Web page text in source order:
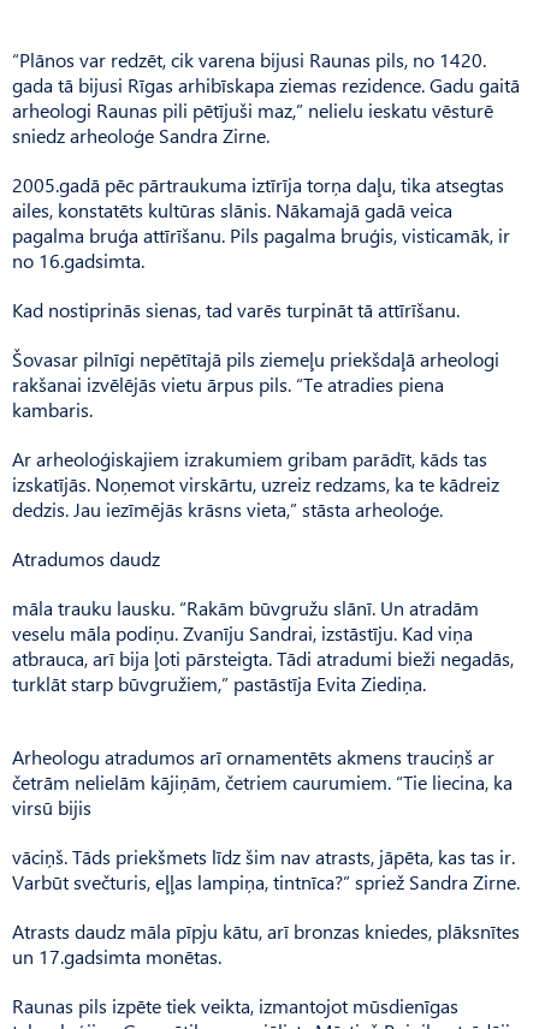
“Plānos var redzēt, cik varena bijusi Raunas pils, no 1420.
gada tā bijusi Rīgas arhibīskapa ziemas rezidence. Gadu gaitā
arheologi Raunas pili pētījuši maz,” nelielu ieskatu vēsturē
sniedz arheoloģe Sandra Zirne.
2005.gadā pēc pārtraukuma iztīrīja torņa daļu, tika atsegtas
ailes, konstatēts kultūras slānis. Nākamajā gadā veica
pagalma bruģa attīrīšanu. Pils pagalma bruģis, visticamāk, ir
no 16.gadsimta.
Kad nostiprinās sienas, tad varēs turpināt tā attīrīšanu.
Šovasar pilnīgi nepētītajā pils ziemeļu priekšdaļā arheologi
rakšanai izvēlējās vietu ārpus pils. “Te atradies piena
kambaris.
Ar arheoloģiskajiem izrakumiem gribam parādīt, kāds tas
izskatījās. Noņemot virskārtu, uzreiz redzams, ka te kādreiz
dedzis. Jau iezīmējās krāsns vieta,” stāsta arheoloģe.
Atradumos daudz
māla trauku lausku. “Rakām būvgružu slānī. Un atradām
veselu māla podiņu. Zvanīju Sandrai, izstāstīju. Kad viņa
atbrauca, arī bija ļoti pārsteigta. Tādi atradumi bieži negadās,
turklāt starp būvgružiem,” pastāstīja Evita Ziediņa.
Arheologu atradumos arī ornamentēts akmens trauciņš ar
četrām nelielām kājiņām, četriem caurumiem. “Tie liecina, ka
virsū bijis
vāciņš. Tāds priekšmets līdz šim nav atrasts, jāpēta, kas tas ir.
Varbūt svečturis, eļļas lampiņa, tintnīca?” spriež Sandra Zirne.
Atrasts daudz māla pīpju kātu, arī bronzas kniedes, plāksnītes
un 17.gadsimta monētas.
Raunas pils izpēte tiek veikta, izmantojot mūsdienīgas